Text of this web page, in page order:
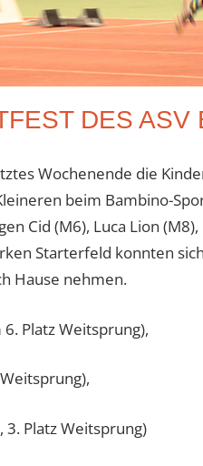
DES ASV
Wochenende die
beim Bambino-
Cid (M6), Luca Lion
Starterfeld konnten
Hause nehmen.
Platz Weitsprung),
3. Platz Weitsprung)